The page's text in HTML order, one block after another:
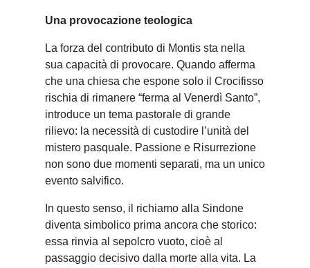
Una provocazione teologica
La forza del contributo di Montis sta nella
sua capacità di provocare. Quando afferma
che una chiesa che espone solo il Crocifisso
rischia di rimanere “ferma al Venerdì Santo”,
introduce un tema pastorale di grande
rilievo: la necessità di custodire l’unità del
mistero pasquale. Passione e Risurrezione
non sono due momenti separati, ma un unico
evento salvifico.
In questo senso, il richiamo alla Sindone
diventa simbolico prima ancora che storico:
essa rinvia al sepolcro vuoto, cioè al
passaggio decisivo dalla morte alla vita. La